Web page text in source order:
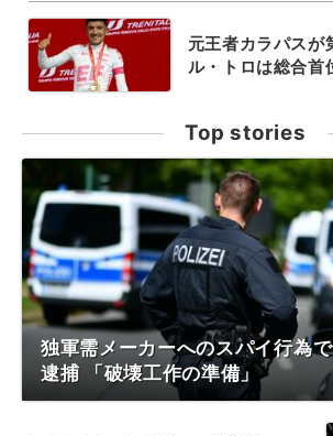
元王者カラパスが
ル・トロは総合首
Top stories
独軍需メーカーへのスパイ行為
逮捕 「破壊工作の準備」